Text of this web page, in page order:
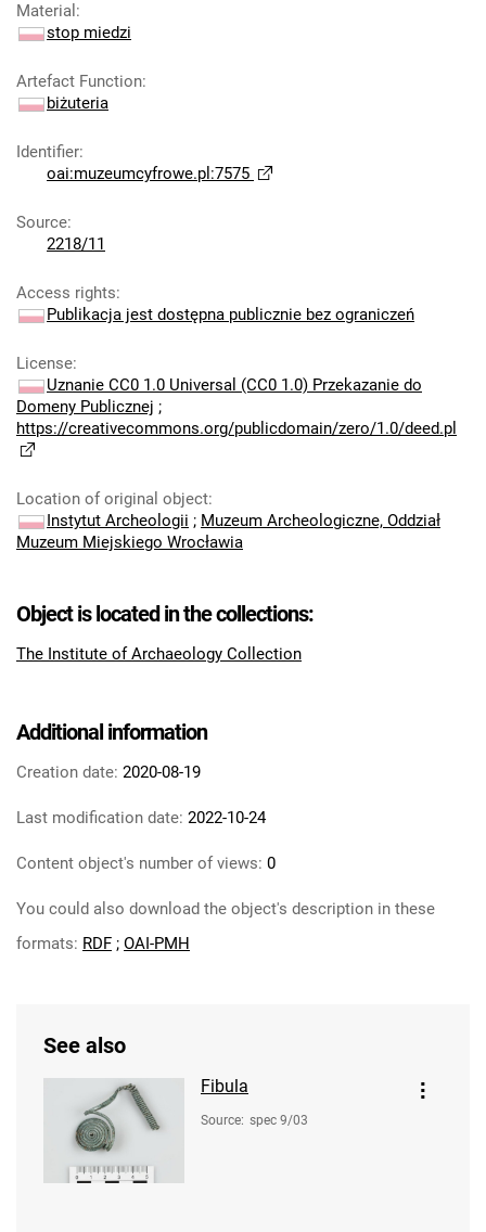
Material :
stop miedzi
Artefact Function:
biżuteria
Identifier:
oai:muzeumcyfrowe.pl:7575
Source:
2218/11
Access rights:
Publikacja jest dostępna publicznie bez ograniczeń
License:
Uznanie CC0 1.0 Universal (CC0 1.0) Przekazanie do
Domeny Publicznej ;
https://creativecommons.org/publicdomain/zero/1.0/deed.pl
Location of original object:
Instytut Archeologii ; Muzeum Archeologiczne, Oddział
Muzeum Miejskiego Wrocławia
Object is located in the collections:
The Institute of Archaeology Collection
Additional information
Creation date: 2020-08-19
Last modification date: 2022-10-24
Content object's number of views: 0
You could also download the object's description in these
formats: RDF ; OAI-PMH
See also
Fibula
Source: spec 9/03